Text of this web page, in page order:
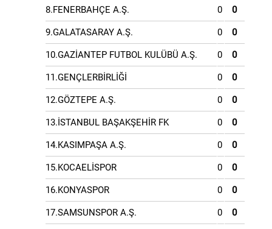
8.FENERBAHÇE A.Ş. 0 0
9.GALATASARAY A.Ş. 0 0
10.GAZİANTEP FUTBOL KULÜBÜ A.Ş. 0 0
11.GENÇLERBİRLİĞİ 0 0
12.GÖZTEPE A.Ş. 0 0
13.İSTANBUL BAŞAKŞEHİR FK 0 0
14.KASIMPAŞA A.Ş. 0 0
15.KOCAELİSPOR 0 0
16.KONYASPOR 0 0
17.SAMSUNSPOR A.Ş. 0 0